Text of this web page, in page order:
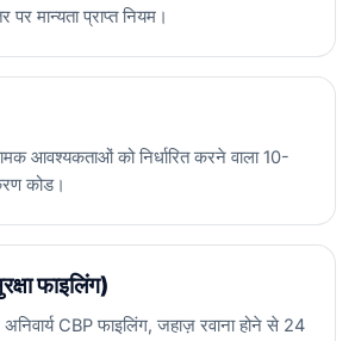
पर मान्यता प्राप्त नियम।
आवश्यकताओं को निर्धारित करने वाला 10-
कोड।
फाइलिंग)
CBP फाइलिंग, जहाज़ रवाना होने से 24